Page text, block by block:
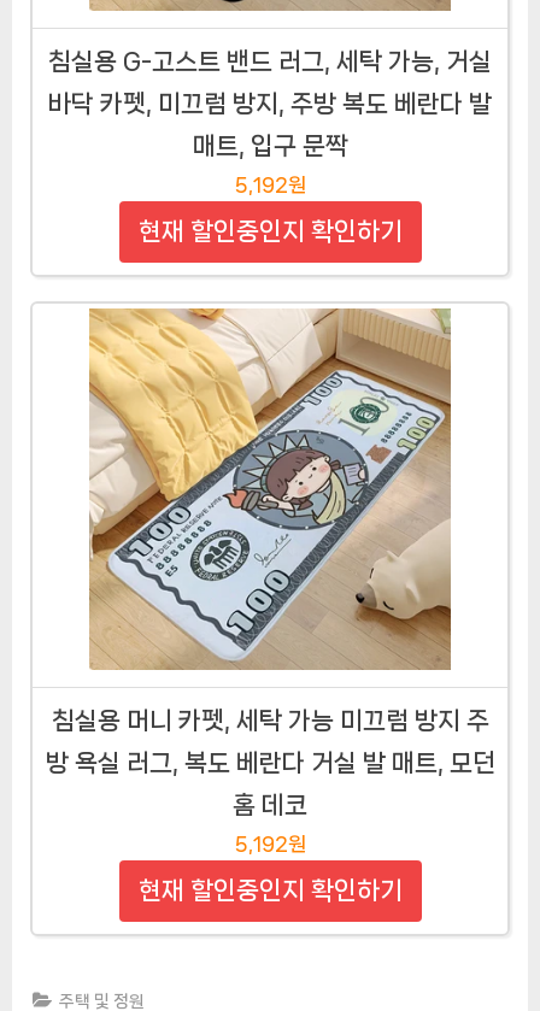
침실용 G-고스트 밴드 러그, 세탁 가능, 거실
바닥 카펫, 미끄럼 방지, 주방 복도 베란다 발
매트, 입구 문짝
5,192원
현재 할인중인지 확인하기
침실용 머니 카펫, 세탁 가능 미끄럼 방지 주
방 욕실 러그, 복도 베란다 거실 발 매트, 모던
홈 데코
5,192원
현재 할인중인지 확인하기
주택 및 정원